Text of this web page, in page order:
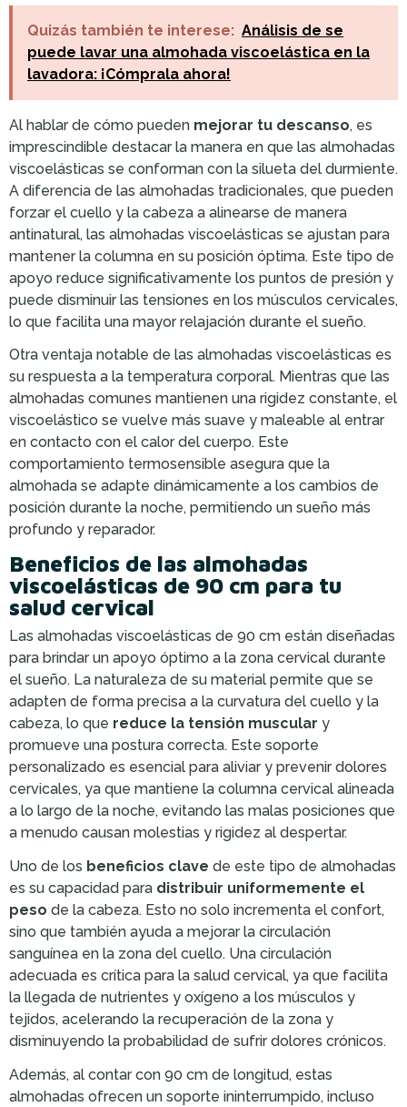
Quizás también te interese: Análisis de se
puede lavar una almohada viscoelástica en la
lavadora: ¡Cómprala ahora!
Al hablar de cómo pueden mejorar tu descanso, es
imprescindible destacar la manera en que las almohadas
viscoelásticas se conforman con la silueta del durmiente.
A diferencia de las almohadas tradicionales, que pueden
forzar el cuello y la cabeza a alinearse de manera
antinatural, las almohadas viscoelásticas se ajustan para
mantener la columna en su posición óptima. Este tipo de
apoyo reduce significativamente los puntos de presión y
puede disminuir las tensiones en los músculos cervicales,
lo que facilita una mayor relajación durante el sueño.
Otra ventaja notable de las almohadas viscoelásticas es
su respuesta a la temperatura corporal. Mientras que las
almohadas comunes mantienen una rigidez constante, el
viscoelástico se vuelve más suave y maleable al entrar
en contacto con el calor del cuerpo. Este
comportamiento termosensible asegura que la
almohada se adapte dinámicamente a los cambios de
posición durante la noche, permitiendo un sueño más
profundo y reparador.
Beneficios de las almohadas
viscoelásticas de 90 cm para tu
salud cervical
Las almohadas viscoelásticas de 90 cm están diseñadas
para brindar un apoyo óptimo a la zona cervical durante
el sueño. La naturaleza de su material permite que se
adapten de forma precisa a la curvatura del cuello y la
cabeza, lo que reduce la tensión muscular y
promueve una postura correcta. Este soporte
personalizado es esencial para aliviar y prevenir dolores
cervicales, ya que mantiene la columna cervical alineada
a lo largo de la noche, evitando las malas posiciones que
a menudo causan molestias y rigidez al despertar.
Uno de los beneficios clave de este tipo de almohadas
es su capacidad para distribuir uniformemente el
peso de la cabeza. Esto no solo incrementa el confort,
sino que también ayuda a mejorar la circulación
sanguínea en la zona del cuello. Una circulación
adecuada es crítica para la salud cervical, ya que facilita
la llegada de nutrientes y oxígeno a los músculos y
tejidos, acelerando la recuperación de la zona y
disminuyendo la probabilidad de sufrir dolores crónicos.
Además, al contar con 90 cm de longitud, estas
almohadas ofrecen un soporte ininterrumpido, incluso